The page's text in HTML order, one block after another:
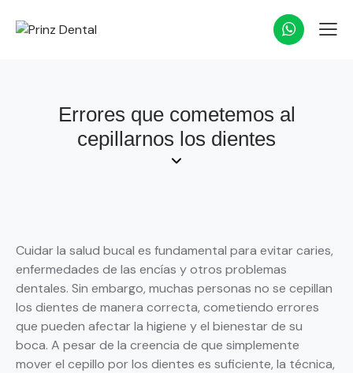
Errores que cometemos al
cepillarnos los dientes
Cuidar la salud bucal es fundamental para evitar caries,
enfermedades de las encías y otros problemas
dentales. Sin embargo, muchas personas no se cepillan
los dientes de manera correcta, cometiendo errores
que pueden afectar la higiene y el bienestar de su
boca. A pesar de la creencia de que simplemente
mover el cepillo por los dientes es suficiente, la técnica,